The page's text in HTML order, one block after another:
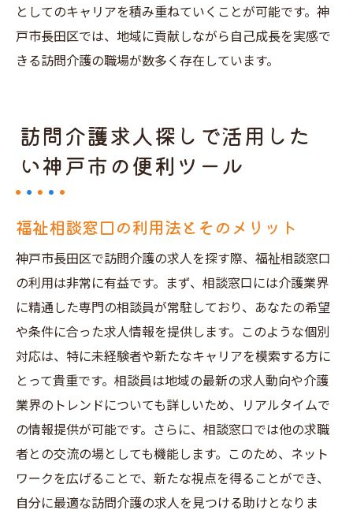
としてのキャリアを積み重ねていくことが可能です。神
戸市長田区では、地域に貢献しながら自己成長を実感で
きる訪問介護の職場が数多く存在しています。
訪問介護求人探しで活用した
い神戸市の便利ツール
福祉相談窓口の利用法とそのメリット
神戸市長田区で訪問介護の求人を探す際、福祉相談窓口
の利用は非常に有益です。まず、相談窓口には介護業界
に精通した専門の相談員が常駐しており、あなたの希望
や条件に合った求人情報を提供します。このような個別
対応は、特に未経験者や新たなキャリアを模索する方に
とって貴重です。相談員は地域の最新の求人動向や介護
業界のトレンドについても詳しいため、リアルタイムで
の情報提供が可能です。さらに、相談窓口では他の求職
者との交流の場としても機能します。このため、ネット
ワークを広げることで、新たな視点を得ることができ、
自分に最適な訪問介護の求人を見つける助けとなりま